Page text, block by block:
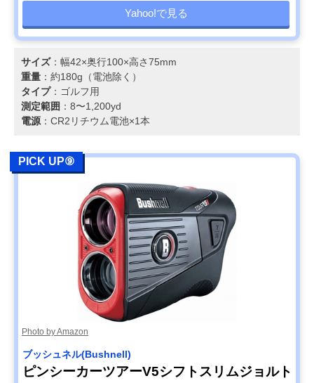
Yahoo!で見る
サイズ：幅42×奥行100×高さ75mm
重量 ：約180g（電池除く）
タイプ：ゴルフ用
測定範囲 ：8〜1,200yd
電源：CR2リチウム電池×1本
PICK UP⑨
Photo by Amazon
ブッシュネル(Bushnell)
ピンシーカーツアーV5シフトスリムジョルト